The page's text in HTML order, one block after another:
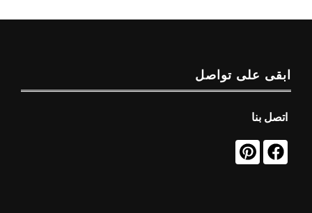
ابقى على تواصل
اتصل بنا